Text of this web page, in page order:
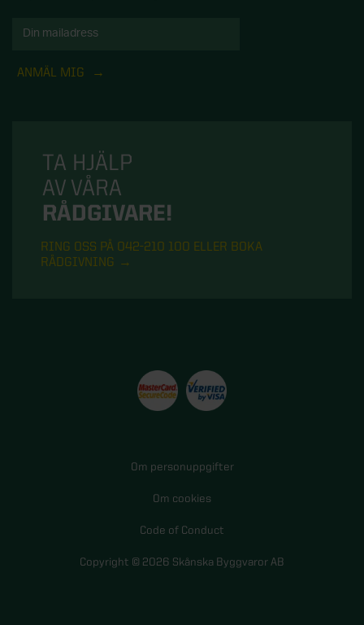
ANMÄL MIG
TA HJÄLP
AV VÅRA
RÅDGIVARE!
RING OSS PÅ 042-210 100 ELLER BOKA
RÅDGIVNING
Om personuppgifter
Om cookies
Code of Conduct
Copyright © 2026 Skånska Byggvaror AB